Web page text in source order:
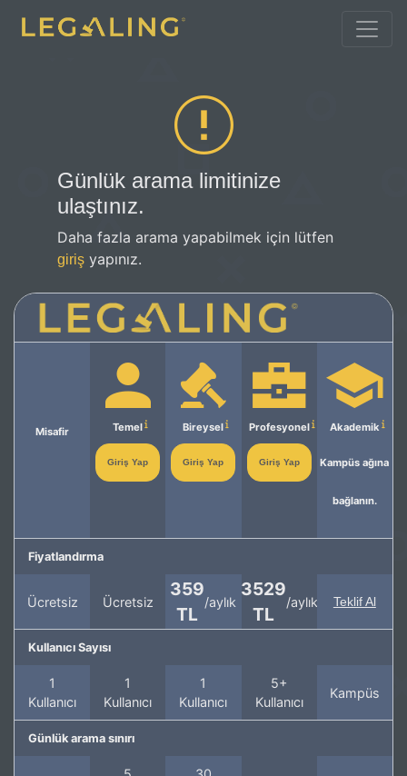
Günlük arama limitinize
ulaştınız.
Daha fazla arama yapabilmek için lütfen
giriş yapınız.
Misafir Temel
Giriş Yap
Bireysel
Giriş Yap
Profesyonel
Giriş Yap
Akademik
Kampüs ağına
bağlanın.
Fiyatlandırma
Ücretsiz Ücretsiz
359
TL
/aylık
3529
TL
/aylık Teklif Al
Kullanıcı Sayısı
1
Kullanıcı
1
Kullanıcı
1
Kullanıcı
5+
Kullanıcı
Kampüs
Günlük arama sınırı